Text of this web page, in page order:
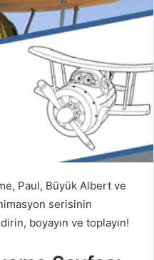
Paul, Büyük Albert ve
serisinin
boyayın ve toplayın!